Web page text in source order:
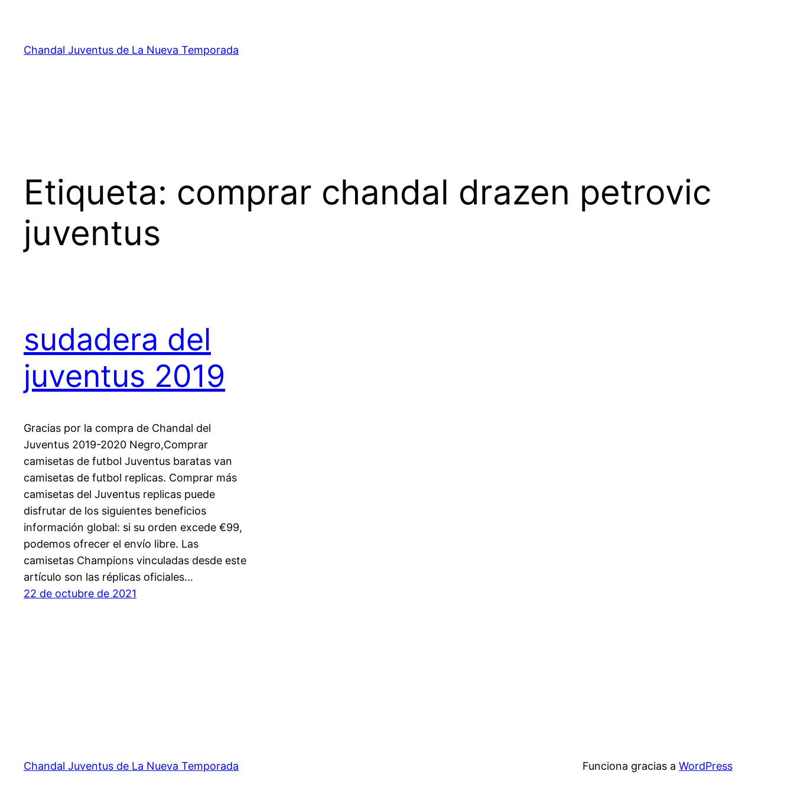
contenido
Chandal Juventus de La Nueva Temporada
Etiqueta: comprar chandal drazen petrovic
juventus
sudadera del
juventus 2019
Gracias por la compra de Chandal del
Juventus 2019-2020 Negro,Comprar
camisetas de futbol Juventus baratas van
camisetas de futbol replicas. Comprar más
camisetas del Juventus replicas puede
disfrutar de los siguientes beneficios
información global: si su orden excede €99,
podemos ofrecer el envío libre. Las
camisetas Champions vinculadas desde este
artículo son las réplicas oficiales…
22 de octubre de 2021
Chandal Juventus de La Nueva Temporada Funciona gracias a WordPress